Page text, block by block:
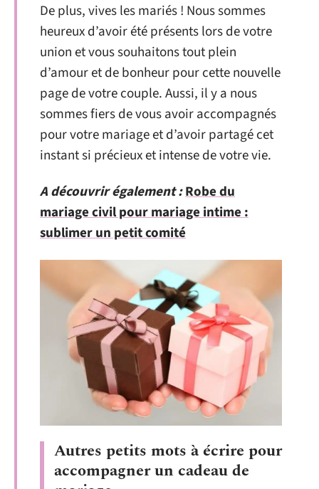
De plus, vives les mariés ! Nous sommes
heureux d’avoir été présents lors de votre
union et vous souhaitons tout plein
d’amour et de bonheur pour cette nouvelle
page de votre couple. Aussi, il y a nous
sommes fiers de vous avoir accompagnés
pour votre mariage et d’avoir partagé cet
instant si précieux et intense de votre vie.
A découvrir également :Robe du
mariage civil pour mariage intime :
sublimer un petit comité
Autres petits mots à écrire pour
accompagner un cadeau de